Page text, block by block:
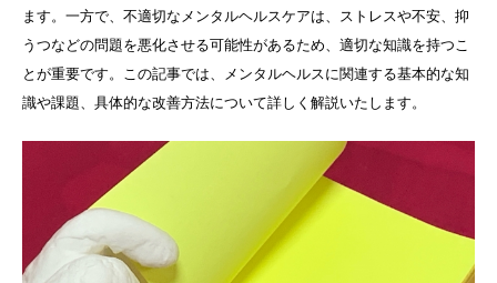
ます。一方で、不適切なメンタルヘルスケアは、ストレスや不安、抑
うつなどの問題を悪化させる可能性があるため、適切な知識を持つこ
とが重要です。この記事では、メンタルヘルスに関連する基本的な知
識や課題、具体的な改善方法について詳しく解説いたします。